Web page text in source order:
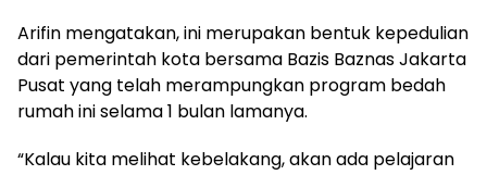
Arifin mengatakan, ini merupakan bentuk kepedulian
dari pemerintah kota bersama Bazis Baznas Jakarta
Pusat yang telah merampungkan program bedah
rumah ini selama 1 bulan lamanya.
“Kalau kita melihat kebelakang, akan ada pelajaran